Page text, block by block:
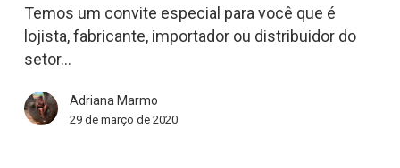
conversa
de
quem
do
setor
Temos um convite especial para você que é
lojista, fabricante, importador ou distribuidor do
setor…
Adriana Marmo
29 de março de 2020